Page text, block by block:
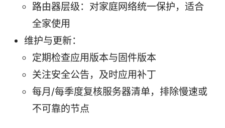
路由器层级：对家庭网络统一保护，适合
全家使用
维护与更新：
定期检查应用版本与固件版本
关注安全公告，及时应用补丁
每月/每季度复核服务器清单，排除慢速或
不可靠的节点